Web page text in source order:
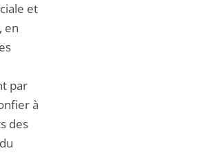
et
en
par
à
des